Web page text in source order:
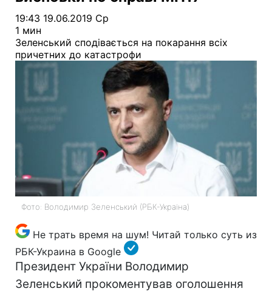
19:43 19.06.2019 Ср
1 мин
Зеленський сподівається на покарання всіх
причетних до катастрофи
Фото: Володимир Зеленський (РБК-Україна)
Не трать время на шум! Читай только суть из
РБК-Украина в Google
Президент України Володимир
Зеленський прокоментував оголошення